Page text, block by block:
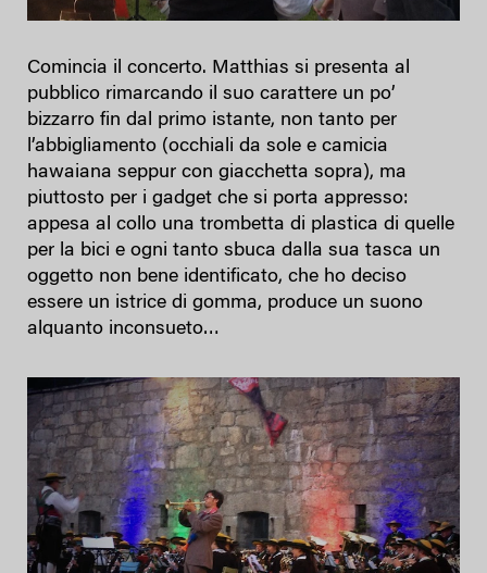
Comincia il concerto. Matthias si presenta al
pubblico rimarcando il suo carattere un po’
bizzarro fin dal primo istante, non tanto per
l’abbigliamento (occhiali da sole e camicia
hawaiana seppur con giacchetta sopra), ma
piuttosto per i gadget che si porta appresso:
appesa al collo una trombetta di plastica di quelle
per la bici e ogni tanto sbuca dalla sua tasca un
oggetto non bene identificato, che ho deciso
essere un istrice di gomma, produce un suono
alquanto inconsueto…